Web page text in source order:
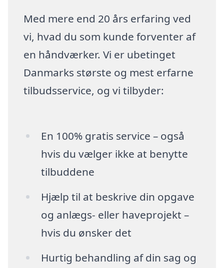
Med mere end 20 års erfaring ved
vi, hvad du som kunde forventer af
en håndværker. Vi er ubetinget
Danmarks største og mest erfarne
tilbudsservice, og vi tilbyder:
En 100% gratis service – også
hvis du vælger ikke at benytte
tilbuddene
Hjælp til at beskrive din opgave
og anlægs- eller haveprojekt –
hvis du ønsker det
Hurtig behandling af din sag og